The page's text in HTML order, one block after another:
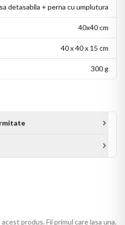
este cadoul ideal pentru mama
si ramane un suvenir cu
detasabila + perna cu umplutura
40x40 cm
40 x 40 x 15 cm
300 g
produs. Fii primul care lasa una.